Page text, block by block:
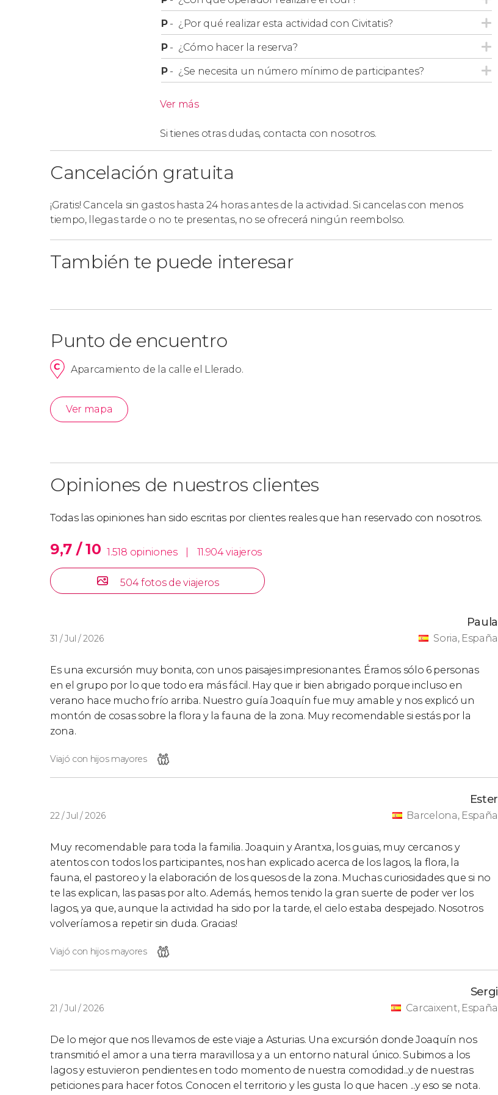
P- ¿Por qué realizar esta actividad con Civitatis?
P- ¿Cómo hacer la reserva?
P- ¿Se necesita un número mínimo de participantes?
Ver más
Si tienes otras dudas, contacta con nosotros.
Cancelación gratuita
¡Gratis! Cancela sin gastos hasta 24 horas antes de la actividad. Si cancelas con menos
tiempo, llegas tarde o no te presentas, no se ofrecerá ningún reembolso.
También te puede interesar
Punto de encuentro
Aparcamiento de la calle el Llerado.
Ver mapa
Opiniones de nuestros clientes
Todas las opiniones han sido escritas por clientes reales que han reservado con nosotros.
9,7 / 10 1.518 opiniones 11.904 viajeros
504 fotos de viajeros
31 / Jul / 2026
Paula
Soria, España
Es una excursión muy bonita, con unos paisajes impresionantes. Éramos sólo 6 personas
en el grupo por lo que todo era más fácil. Hay que ir bien abrigado porque incluso en
verano hace mucho frío arriba. Nuestro guía Joaquín fue muy amable y nos explicó un
montón de cosas sobre la flora y la fauna de la zona. Muy recomendable si estás por la
zona.
Viajó con hijos mayores
22 / Jul / 2026
Ester
Barcelona, España
Muy recomendable para toda la familia. Joaquin y Arantxa, los guias, muy cercanos y
atentos con todos los participantes, nos han explicado acerca de los lagos, la flora, la
fauna, el pastoreo y la elaboración de los quesos de la zona. Muchas curiosidades que si no
te las explican, las pasas por alto. Además, hemos tenido la gran suerte de poder ver los
lagos, ya que, aunque la actividad ha sido por la tarde, el cielo estaba despejado. Nosotros
volveríamos a repetir sin duda. Gracias!
Viajó con hijos mayores
21 / Jul / 2026
Sergi
Carcaixent, España
De lo mejor que nos llevamos de este viaje a Asturias. Una excursión donde Joaquín nos
transmitió el amor a una tierra maravillosa y a un entorno natural único. Subimos a los
lagos y estuvieron pendientes en todo momento de nuestra comodidad...y de nuestras
peticiones para hacer fotos. Conocen el territorio y les gusta lo que hacen ...y eso se nota.